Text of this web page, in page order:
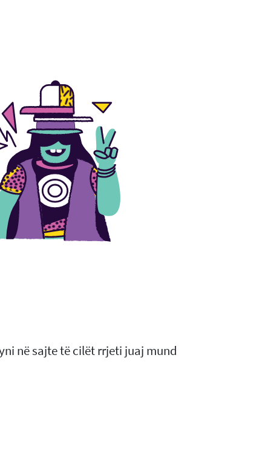
në sajte të cilët rrjeti juaj mund